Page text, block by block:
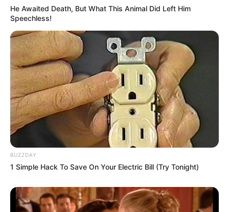
He Awaited Death, But What This Animal Did Left Him
Speechless!
BUZZDAY
1 Simple Hack To Save On Your Electric Bill (Try Tonight)